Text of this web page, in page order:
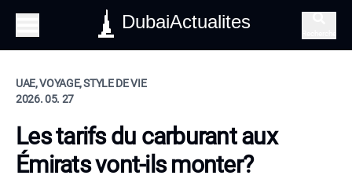
DubaiActualites
UAE, VOYAGE, STYLE DE VIE
2026. 05. 27
Les tarifs du carburant aux
Émirats vont-ils monter?